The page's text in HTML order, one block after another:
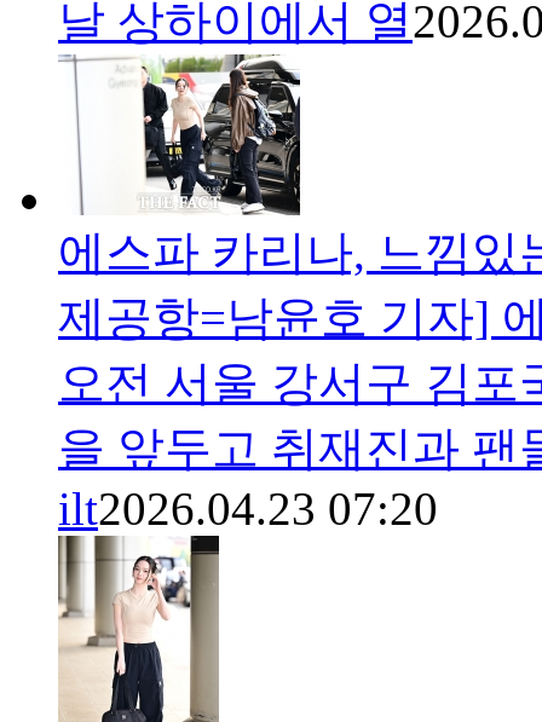
날 상하이에서 열
에스파 카리나, 느낌있
제공항=남윤호 기자]
오전 서울 강서구 김
을 앞두고 취재진과 팬
ilt2026.04.23 07:20